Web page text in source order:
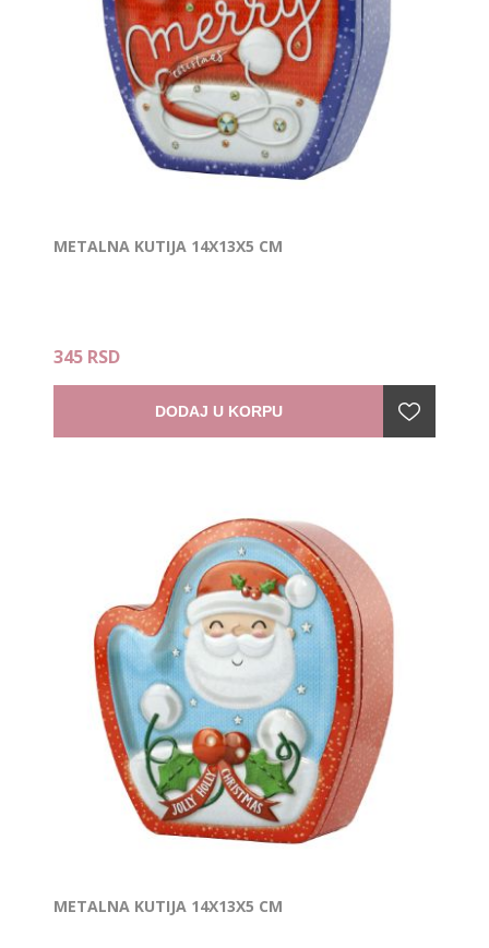
METALNA KUTIJA 14X13X5 CM
345 RSD
DODAJ U KORPU
METALNA KUTIJA 14X13X5 CM